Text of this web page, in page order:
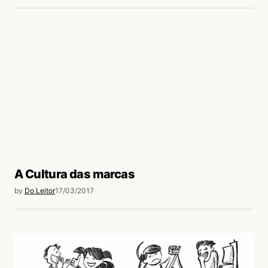
24/03/2017 às 1:03 AM
Ngo Thi Chau
23/03/2017 às 3:41 PM
Acesse para responder
A Cultura das marcas
by Do Leitor17/03/2017